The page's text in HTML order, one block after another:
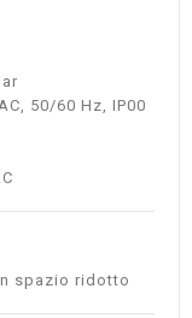
50/60 Hz, IP00
spazio ridotto